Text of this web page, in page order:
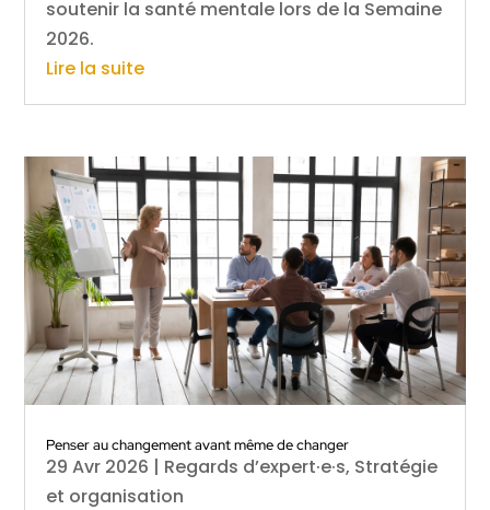
soutenir la santé mentale lors de la Semaine
2026.
Lire la suite
Penser au changement avant même de changer
29 Avr 2026 | Regards d’expert·e·s, Stratégie
et organisation